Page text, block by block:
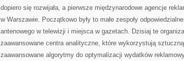
dopiero się rozwijała, a pierwsze międzynarodowe agencje
w Warszawie. Początkowo były to małe zespoły
antenowego w telewizji i miejsca w gazetach. Dzisiaj te
zaawansowane centra analityczne, które wykorzystują
zaawansowane algorytmy do optymalizacji wydatków